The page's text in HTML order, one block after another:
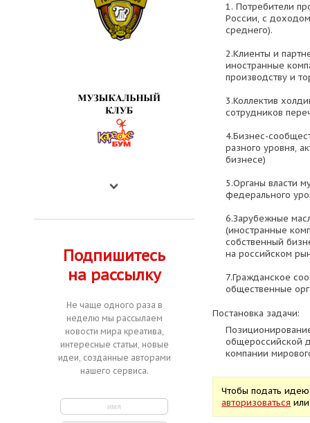
Подпишитесь
на рассылку
Не чаще одного раза в
неделю мы рассылаем
новости мира креатива,
интересные статьи, новые
идеи, созданные авторами
нашего сервиса.
1. Потребители
России, с
среднего).
2.Клиенты и
иностранные
производству и
3.Коллектив
сотрудников
4.Бизнес-
разного уровня,
бизнесе)
5.Органы власти
федерального
6.Зарубежные
(иностранные
собственный
на российском
7.Гражданское
общественные
Постановка задачи:
общероссийской
компании
Чтобы подать
авторизоваться